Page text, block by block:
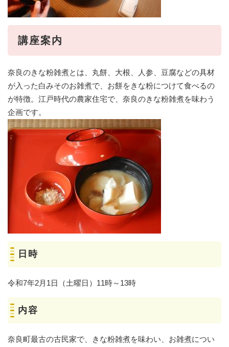
講座案内
奈良のきな粉雑煮とは、丸餅、大根、人参、豆腐などの具材
が入った白みそのお雑煮で、お餅をきな粉につけて食べるの
が特徴。江戸時代の農家住宅で、奈良のきな粉雑煮を味わう
企画です。
日時
令和7年2月1日（土曜日）11時～13時
内容
奈良町最古の古民家で、きな粉雑煮を味わい、お雑煮につい